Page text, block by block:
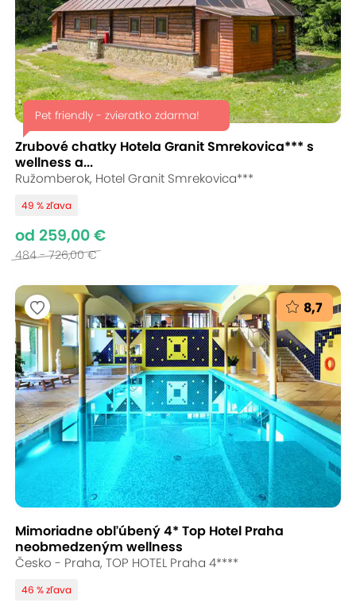
Pet friendly - zvieratko zdarma!
Zrubové chatky Hotela Granit Smrekovica*** s
wellness a...
Ružomberok, Hotel Granit Smrekovica***
49 % zľava
od 259,00 €
484 - 726,00 €
8,7
Mimoriadne obľúbený 4* Top Hotel Praha
neobmedzeným wellness
Česko - Praha, TOP HOTEL Praha 4****
46 % zľava